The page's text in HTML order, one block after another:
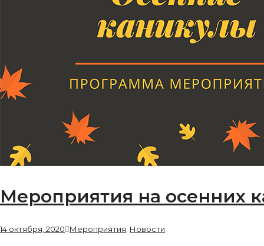
Мероприятия на осенних
14 октября, 2020 Мероприятия Новости